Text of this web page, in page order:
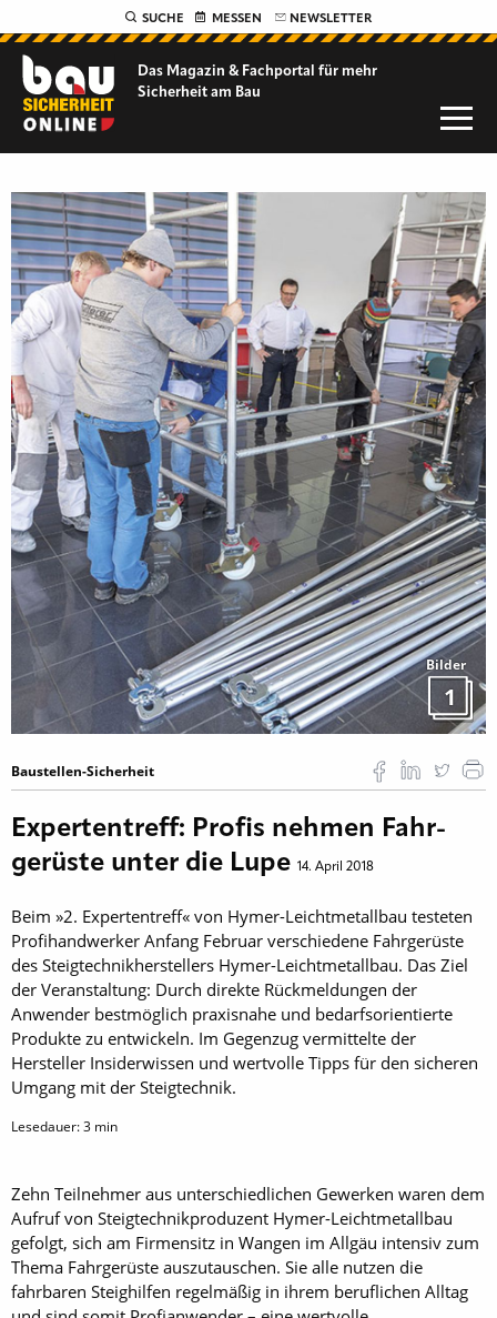
SUCHE MESSEN NEWSLETTER
Das Magazin & Fachportal für mehr
Sicherheit am Bau
Bilder
1
Baustellen-Sicherheit
Expertentreff: Profis nehmen Fahr­
gerüste unter die Lupe 14. April 2018
Beim »2. Expertentreff« von Hymer-Leichtmetallbau testeten
Profihandwerker Anfang Februar verschiedene Fahrgerüste
des Steigtechnik­herstellers Hymer-Leichtmetallbau. Das Ziel
der ­Veranstaltung: Durch direkte Rückmeldungen der
Anwender bestmöglich praxisnahe und bedarfs­orientierte
Produkte zu ­entwickeln. Im Gegenzug vermittelte der
Hersteller Insiderwissen und wertvolle Tipps für den sicheren
Umgang mit der Steigtechnik.
Lesedauer:3 min
Zehn Teilnehmer aus unterschiedlichen Gewerken waren dem
Aufruf von Steigtechnikproduzent Hymer-Leichtmetallbau
gefolgt, sich am Firmensitz in Wangen im Allgäu intensiv zum
Thema Fahrgerüste auszutauschen. Sie alle nutzen die
fahrbaren Steighilfen regelmäßig in ihrem beruflichen Alltag